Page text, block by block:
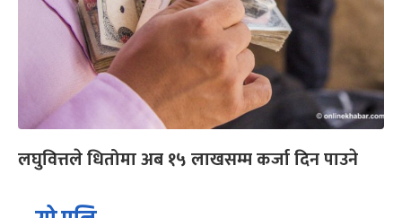
लघुवित्तले धितोमा अब १५ लाखसम्म कर्जा दिन पाउने